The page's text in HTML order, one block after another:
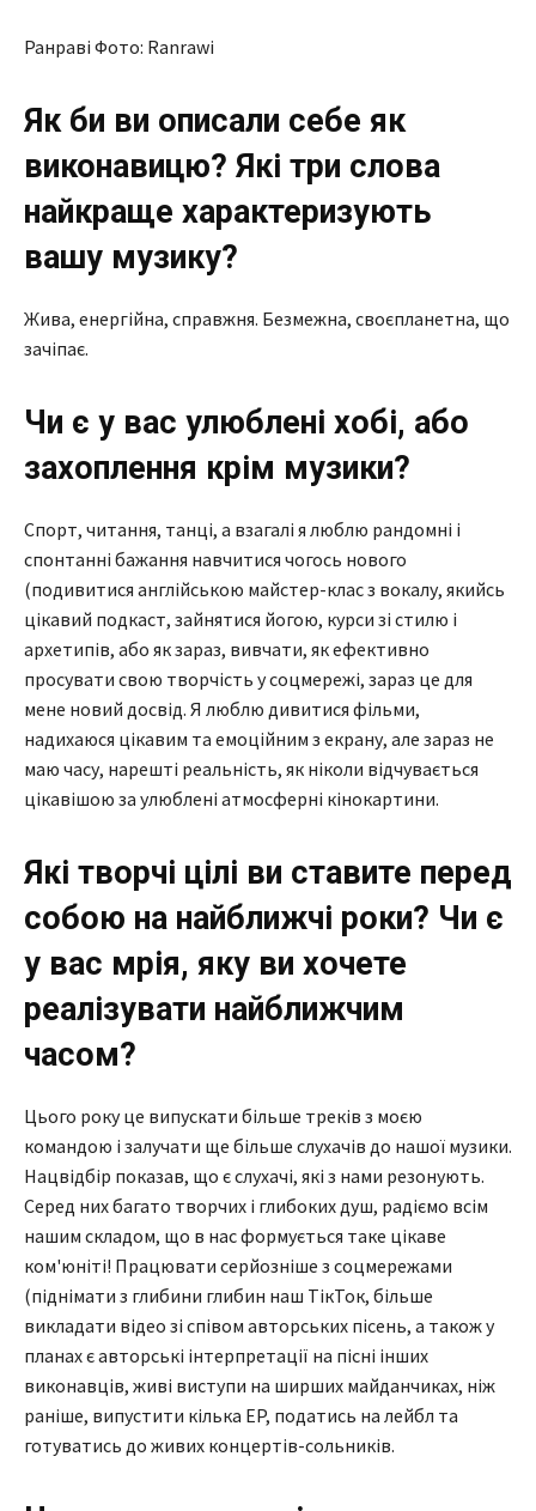
Ранраві Фото: Ranrawi
Як би ви описали себе як
виконавицю? Які три слова
найкраще характеризують
вашу музику?
Жива, енергійна, справжня. Безмежна, своєпланетна, що
зачіпає.
Чи є у вас улюблені хобі, або
захоплення крім музики?
Спорт, читання, танці, а взагалі я люблю рандомні і
спонтанні бажання навчитися чогось нового
(подивитися англійською майстер-клас з вокалу, якийсь
цікавий подкаст, зайнятися йогою, курси зі стилю і
архетипів, або як зараз, вивчати, як ефективно
просувати свою творчість у соцмережі, зараз це для
мене новий досвід. Я люблю дивитися фільми,
надихаюся цікавим та емоційним з екрану, але зараз не
маю часу, нарешті реальність, як ніколи відчувається
цікавішою за улюблені атмосферні кінокартини.
Які творчі цілі ви ставите перед
собою на найближчі роки? Чи є
у вас мрія, яку ви хочете
реалізувати найближчим
часом?
Цього року це випускати більше треків з моєю
командою і залучати ще більше слухачів до нашої музики.
Нацвідбір показав, що є слухачі, які з нами резонують.
Серед них багато творчих і глибоких душ, радіємо всім
нашим складом, що в нас формується таке цікаве
ком'юніті! Працювати серйозніше з соцмережами
(піднімати з глибини глибин наш ТікТок, більше
викладати відео зі співом авторських пісень, а також у
планах є авторські інтерпретації на пісні інших
виконавців, живі виступи на ширших майданчиках, ніж
раніше, випустити кілька EP, податись на лейбл та
готуватись до живих концертів-сольників.